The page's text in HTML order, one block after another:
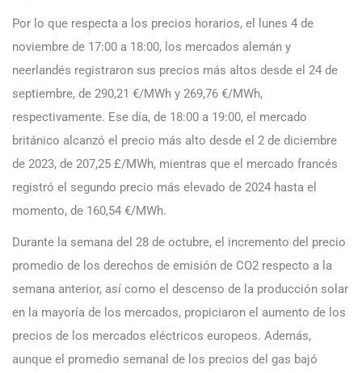
Por lo que respecta a los precios horarios, el lunes 4 de
noviembre de 17:00 a 18:00, los mercados alemán y
neerlandés registraron sus precios más altos desde el 24 de
septiembre, de 290,21 €/MWh y 269,76 €/MWh,
respectivamente. Ese día, de 18:00 a 19:00, el mercado
británico alcanzó el precio más alto desde el 2 de diciembre
de 2023, de 207,25 £/MWh, mientras que el mercado francés
registró el segundo precio más elevado de 2024 hasta el
momento, de 160,54 €/MWh.
Durante la semana del 28 de octubre, el incremento del precio
promedio de los derechos de emisión de CO2 respecto a la
semana anterior, así como el descenso de la producción solar
en la mayoría de los mercados, propiciaron el aumento de los
precios de los mercados eléctricos europeos. Además,
aunque el promedio semanal de los precios del gas bajó